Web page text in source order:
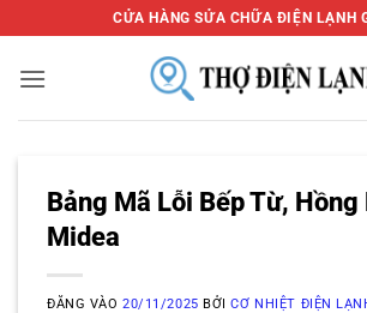
qua
nội
CỬA HÀNG SỬA CHỮA ĐIỆN LẠNH
Bảng Mã Lỗi Bếp Từ, Hồng
Midea
ĐĂNG VÀO20/11/2025 BỞICƠ NHIỆT ĐIỆN